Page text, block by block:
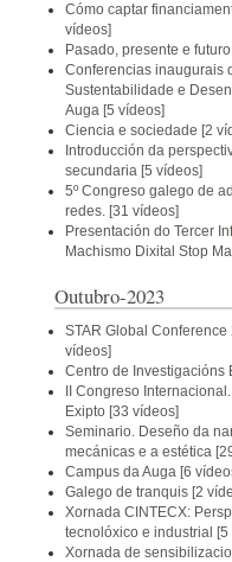
Cómo captar
vídeos]
Pasado, presente e
Conferencias inaugurais
Sustentabilidade e
Auga [5 vídeos]
Ciencia e sociedade [2
Introducción da
secundaria [5 vídeos]
5º Congreso galego de
redes. [31 vídeos]
Presentación do Tercer
Machismo Dixital Stop
Outubro-2023
STAR Global
vídeos]
Centro de Investigacións
II Congreso
Exipto [33 vídeos]
Seminario. Deseño da
mecánicas e a estética
Campus da Auga [6
Galego de tranquis [2
Xornada CINTECX:
tecnolóxico e industrial
Xornada de